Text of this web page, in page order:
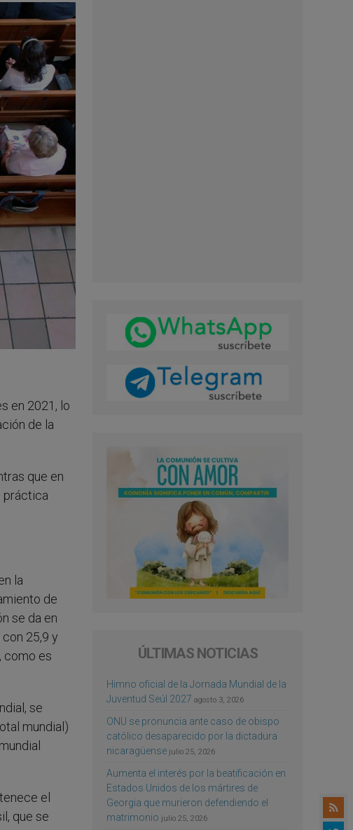
en 2021, lo
de la
que en
práctica
la
de
se da en
25,9 y
como es
se
mundial)
el
que se
ÚLTIMAS NOTICIAS
Himno oficial de la Jornada Mundial de la
Juventud Seúl 2027 agosto 3, 2026
ONU se pronuncia ante caso de obispo
católico desaparecido por la dictadura
nicaragüense julio 25, 2026
Aumenta el interés por la beatificación en
Estados Unidos de los mártires de
Georgia que murieron defendiendo el
matrimonio julio 25, 2026